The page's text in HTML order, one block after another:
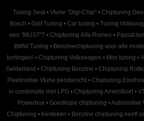
Tuning Seat • Vtune "Digi-Chip" • Chiptuning
Bosch • Golf Tuning • Car tuning • Tuning
een "MUST"? • Chiptuning Alfa Romeo • Passat
BMW Tuning • Benzinechiptuning voor alle
kortingen! • Chiptuning Volkswagen • Mini tuning •
Gelderland • Chiptuning Benzine • Chiptuning
Fleetmotive Vtune persbericht • Chiptuning
in combinatie met LPG • Chiptuning Amersfoort •
Powerbox • Goedkope chiptuning •Automotive
Chiptuning • Kenteken • Benzine chiptuning heeft